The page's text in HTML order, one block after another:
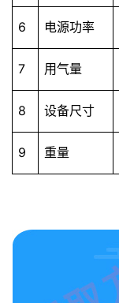
6 电源功率
7 用气量
8 设备尺寸
9 重量